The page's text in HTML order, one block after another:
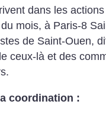
dans les
mois, à Paris-8
de Saint-Ouen,
ceux-là et des
coordination :